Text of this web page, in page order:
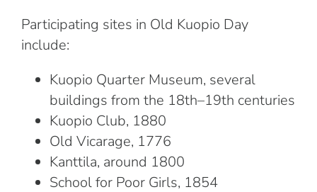
Participating sites in Old Kuopio Day
include:
Kuopio Quarter Museum, several
buildings from the 18th–19th centuries
Kuopio Club, 1880
Old Vicarage, 1776
Kanttila, around 1800
School for Poor Girls, 1854